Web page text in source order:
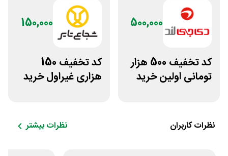
500,000
کد تخفیف 500 هزار
تومانی اولین خرید
150,000
کد تخفیف 150
هزاری غیراول خرید
نظرات کاربران نظرات بیشتر